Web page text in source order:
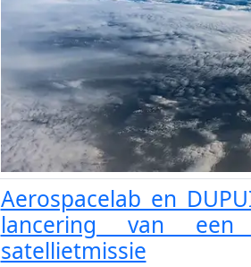
Aerospacelab en
lancering van een
satellietmissie